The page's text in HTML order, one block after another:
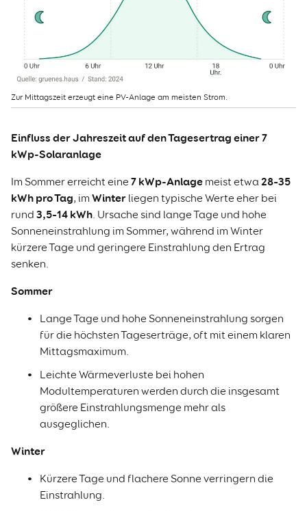
Zur Mittagszeit erzeugt eine PV-Anlage am meisten Strom.
Einfluss der Jahreszeit auf den Tagesertrag einer 7
kWp-Solaranlage
Im Sommer erreicht eine 7 kWp-Anlage meist etwa28–35
kWh pro Tag, im Winter liegen typische Werte eher bei
rund 3,5–14 kWh. Ursache sind lange Tage und hohe
Sonneneinstrahlung im Sommer, während im Winter
kürzere Tage und geringere Einstrahlung den Ertrag
senken.
Sommer
Lange Tage und hohe Sonneneinstrahlung sorgen
für die höchsten Tageserträge, oft mit einem klaren
Mittagsmaximum.
Leichte Wärmeverluste bei hohen
Modultemperaturen werden durch die insgesamt
größere Einstrahlungsmenge mehr als
ausgeglichen.
Winter
Kürzere Tage und flachere Sonne verringern die
Einstrahlung.